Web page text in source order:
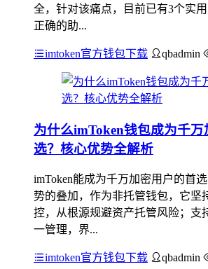
全，针对该痛点，目前已有3个实
正确的助...
imtoken官方钱包下载 qbadmin
为什么imToken钱包成为千
选？核心优势全解析
imToken能成为千万加密用户的首
势的叠加，作为非托管钱包，它坚
控，从根源规避资产托管风险；支
一管理，界...
imtoken官方钱包下载 qbadmin